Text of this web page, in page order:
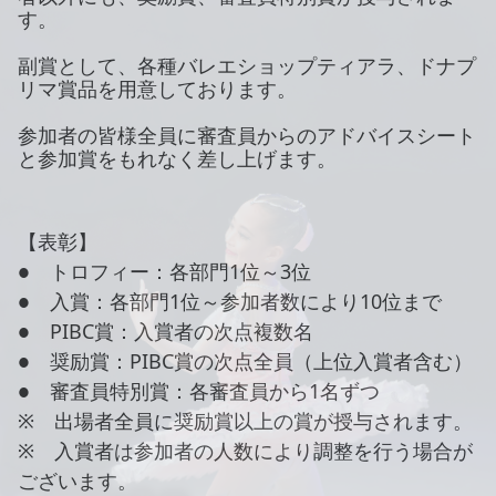
す。
副賞として、各種バレエショップティアラ、ドナプ
リマ賞品を用意しております。
参加者の皆様全員に審査員からのアドバイスシート
と参加賞をもれなく差し上げます。
【表彰】
● トロフィー：各部門1位～3位
● 入賞：各部門1位～参加者数により10位まで
● PIBC賞：入賞者の次点複数名
● 奨励賞：PIBC賞の次点全員（上位入賞者含む）
● 審査員特別賞：各審査員から1名ずつ
※ 出場者全員に奨励賞以上の賞が授与されます。
※ 入賞者は参加者の人数により調整を行う場合が
ございます。